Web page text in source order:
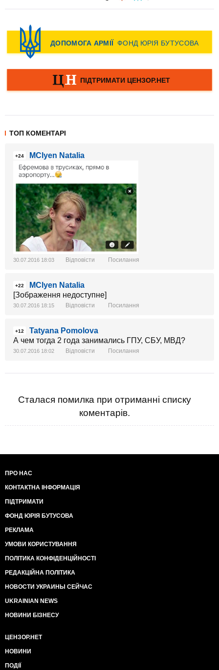
ТОП КОМЕНТАРІ
+24 MClyen Natalia
30.07.2016 18:03 Відповісти Посилання
+22
MClyen Natalia
[Зображення недоступне]
30.07.2016 18:15 Відповісти Посилання
+12
Tatyana Pomolova
А чем тогда 2 года занимались ГПУ, СБУ, МВД?
30.07.2016 18:02 Відповісти Посилання
Сталася помилка при отриманні списку
коментарів.
ПРО НАС
КОНТАКТНА ІНФОРМАЦІЯ
ПІДТРИМАТИ
ФОНД ЮРІЯ БУТУСОВА
РЕКЛАМА
УМОВИ КОРИСТУВАННЯ
ПОЛІТИКА КОНФІДЕНЦІЙНОСТІ
РЕДАКЦІЙНА ПОЛІТИКА
НОВОСТИ УКРАИНЫ СЕЙЧАС
UKRAINIAN NEWS
НОВИНИ БІЗНЕСУ
ЦЕНЗОР.НЕТ
НОВИНИ
ПОДІЇ